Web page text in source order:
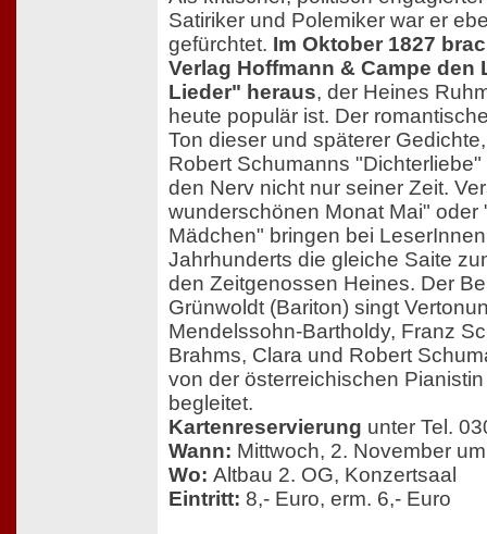
Satiriker und Polemiker war er
gefürchtet. Im Oktober 1827
Verlag Hoffmann & Campe
Lieder" heraus, der Heines
heute populär ist. Der
Ton dieser und späterer
Robert Schumanns
den Nerv nicht nur seiner Zeit.
wunderschönen Monat Mai" oder
Mädchen" bringen bei
Jahrhunderts die gleiche Saite
den Zeitgenossen Heines. Der
Grünwoldt (Bariton) singt
Mendelssohn-Bartholdy, Franz
Brahms, Clara und Robert
von der österreichischen
begleitet.
Kartenreservierung unter Tel.
Wann: Mittwoch, 2. November
Wo: Altbau 2. OG, Konzertsaal
Eintritt: 8,- Euro, erm. 6,- Euro